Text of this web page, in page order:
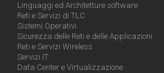
Linguaggi ed Architetture software
Reti e Servizi di TLC
Sistemi Operativi
Sicurezza delle Reti e delle Applicazioni
Reti e Servizi Wireless
Servizi IT
Data Center e Virtualizzazione